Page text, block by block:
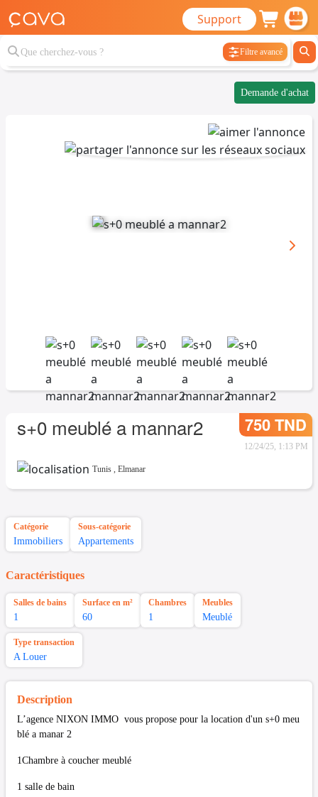
Support
Filtre avancé
Demande d'achat
s+0 meublé a mannar2 750 TND
12/24/25, 1:13 PM
Tunis , Elmanar
Catégorie
Immobiliers
Sous-catégorie
Appartements
Caractéristiques
Salles de bains
1
Surface en m²
60
Chambres
1
Meubles
Meublé
Type transaction
A Louer
Description
L’agence NIXON IMMO vous propose pour la location d'un s+0 meu
blé a manar 2
1Chambre à coucher meublé
1 salle de bain